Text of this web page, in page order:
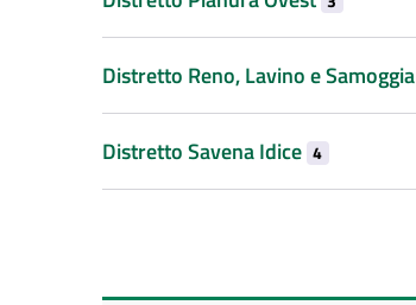
Distretto Reno, Lavino e Samoggia
Distretto Savena Idice 4